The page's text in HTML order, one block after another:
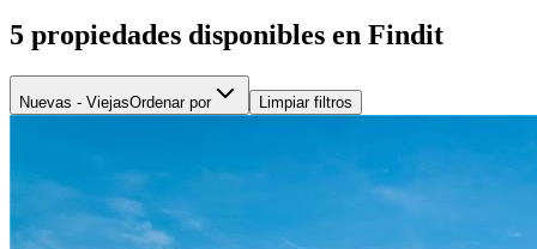
5 propiedades disponibles en Findit
Nuevas - ViejasOrdenar por Limpiar filtros